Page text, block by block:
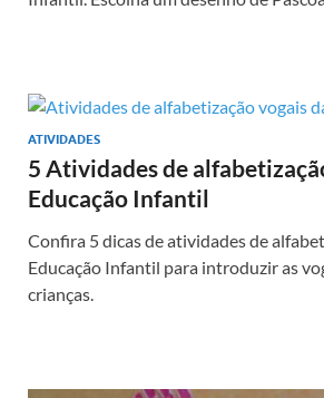
ATIVIDADES
5 Atividades de
Educação Infantil
Confira 5 dicas de atividades de
Educação Infantil para introduzir as
crianças.